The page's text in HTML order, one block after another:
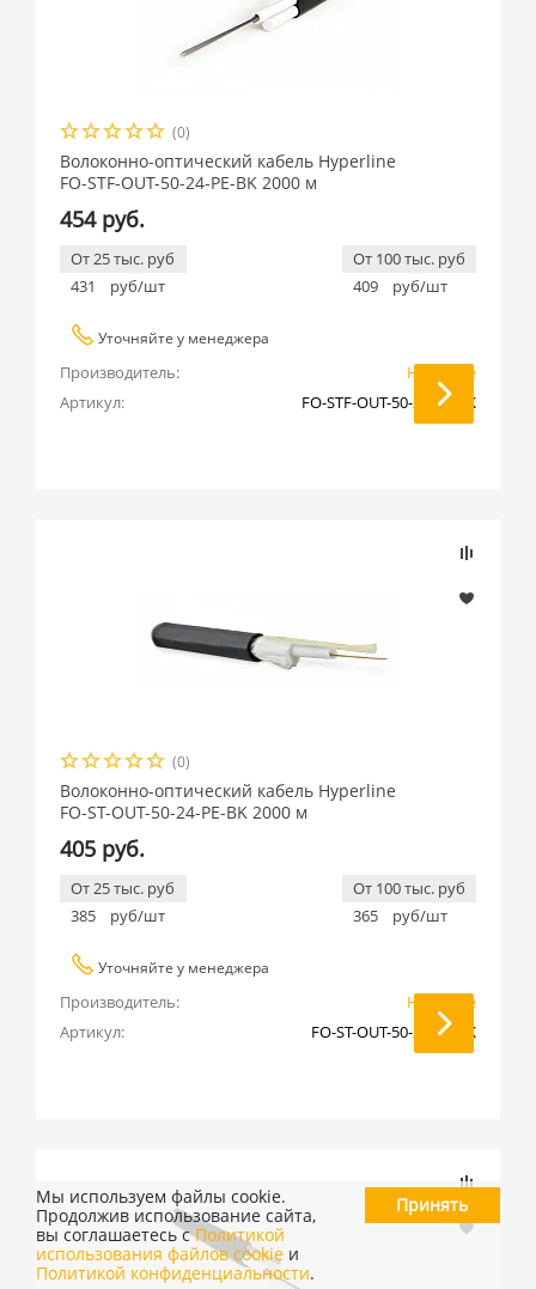
(0)
Волоконно-оптический кабель Hyperline
FO-STF-OUT-50-24-PE-BK 2000 м
454 руб.
От 25 тыс. руб
431
руб/шт
От 100 тыс. руб
409
руб/шт
Уточняйте у менеджера
Производитель:
Hyperline
Артикул:
FO-STF-OUT-50-24-PE-BK
(0)
Волоконно-оптический кабель Hyperline
FO-ST-OUT-50-24-PE-BK 2000 м
405 руб.
От 25 тыс. руб
385
руб/шт
От 100 тыс. руб
365
руб/шт
Уточняйте у менеджера
Производитель:
Hyperline
Артикул:
FO-ST-OUT-50-24-PE-BK
Мы используем файлы cookie.
Продолжив использование сайта,
вы соглашаетесь сПолитикой
использования файлов cookie и
Политикой конфиденциальности.
Принять